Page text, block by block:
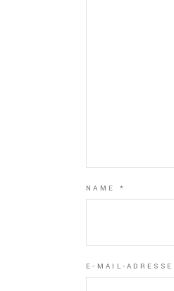
NAME *
E-MAIL-ADRESSE